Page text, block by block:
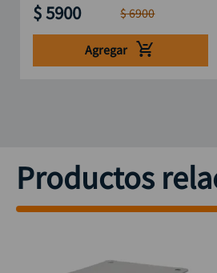
$5900 $6900
Agregar
Productos